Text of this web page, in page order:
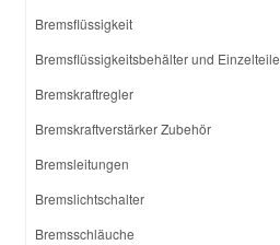
Bremsflüssigkeit
Bremsflüssigkeitsbehälter und Einzelteile
Bremskraftregler
Bremskraftverstärker Zubehör
Bremsleitungen
Bremslichtschalter
Bremsschläuche